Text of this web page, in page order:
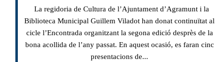
La regidoria de Cultura de l’Ajuntament d’Agramunt i la
Biblioteca Municipal Guillem Viladot han donat continuïtat al
cicle l’Encontrada organitzant la segona edició desprès de la
bona acollida de l’any passat. En aquest ocasió, es faran cinc
presentacions de...